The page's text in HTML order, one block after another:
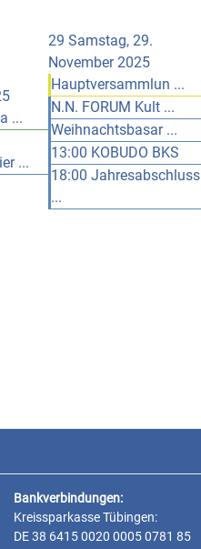
...
...
29 Samstag, 29.
November 2025
Hauptversammlun ...
N.N. FORUM Kult ...
Weihnachtsbasar ...
13:00 KOBUDO BKS
18:00 Jahresabschluss
...
Bankverbindungen:
Kreissparkasse Tübingen:
DE 38 6415 0020 0005 0781 85